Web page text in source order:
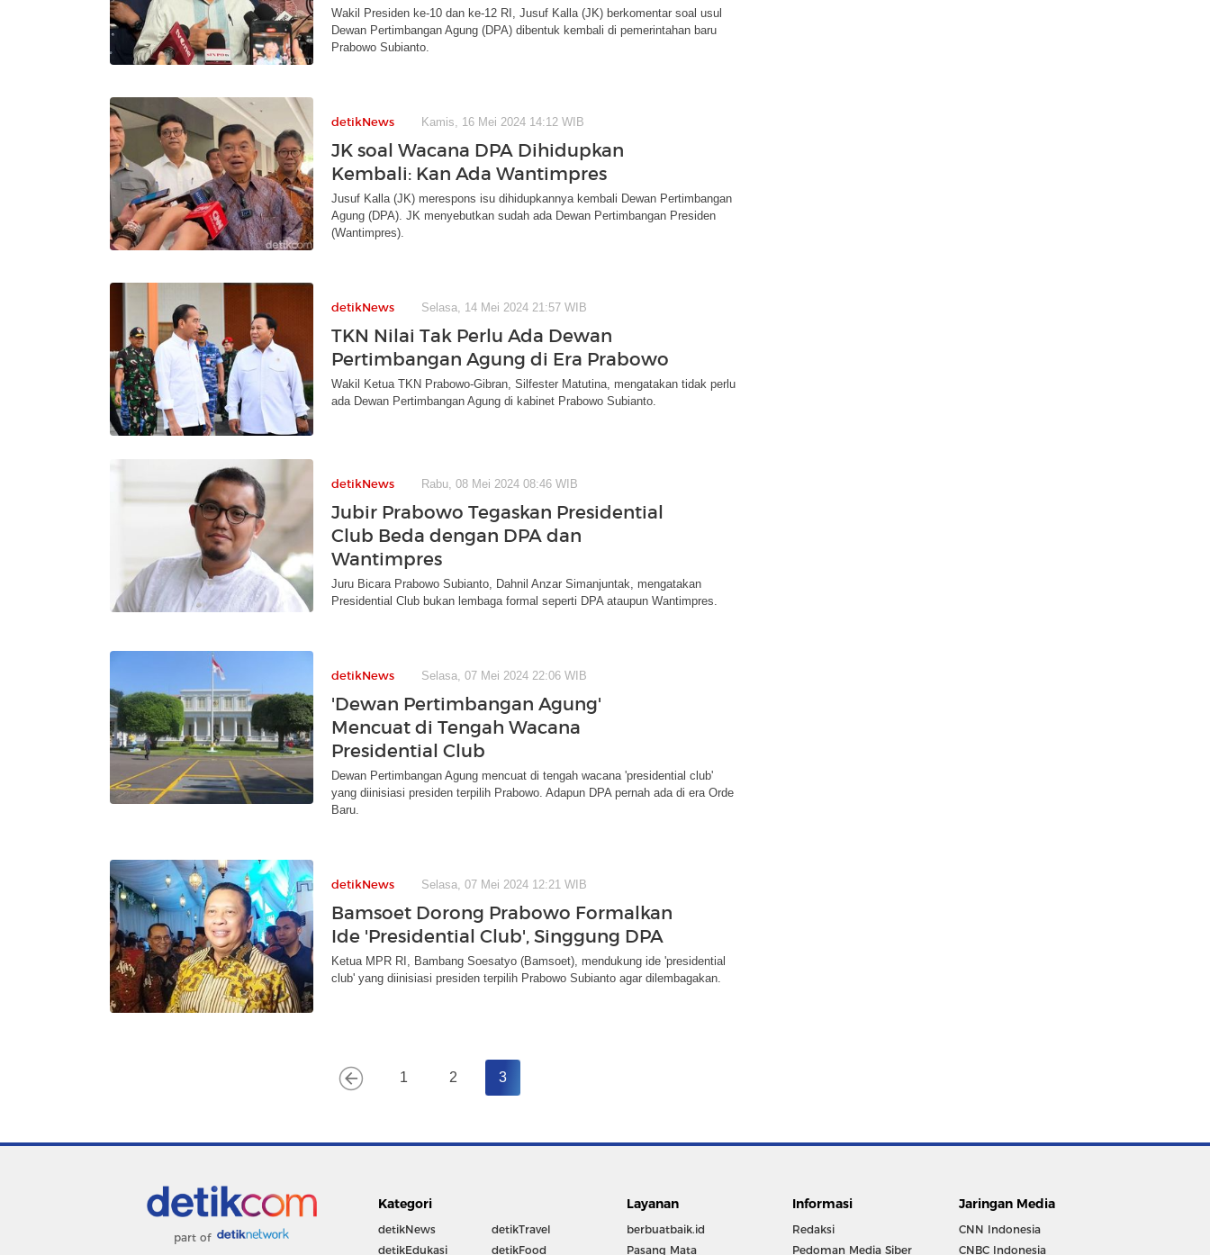
Wakil Presiden ke-10 dan ke-12 RI, Jusuf Kalla (JK) berkomentar soal usul
Dewan Pertimbangan Agung (DPA) dibentuk kembali di pemerintahan baru
Prabowo Subianto.
detikNews Kamis, 16 Mei 2024 14:12 WIB
JK soal Wacana DPA Dihidupkan
Kembali: Kan Ada Wantimpres
Jusuf Kalla (JK) merespons isu dihidupkannya kembali Dewan Pertimbangan
Agung (DPA). JK menyebutkan sudah ada Dewan Pertimbangan Presiden
(Wantimpres).
detikNews Selasa, 14 Mei 2024 21:57 WIB
TKN Nilai Tak Perlu Ada Dewan
Pertimbangan Agung di Era Prabowo
Wakil Ketua TKN Prabowo-Gibran, Silfester Matutina, mengatakan tidak perlu
ada Dewan Pertimbangan Agung di kabinet Prabowo Subianto.
detikNews Rabu, 08 Mei 2024 08:46 WIB
Jubir Prabowo Tegaskan Presidential
Club Beda dengan DPA dan
Wantimpres
Juru Bicara Prabowo Subianto, Dahnil Anzar Simanjuntak, mengatakan
Presidential Club bukan lembaga formal seperti DPA ataupun Wantimpres.
detikNews Selasa, 07 Mei 2024 22:06 WIB
'Dewan Pertimbangan Agung'
Mencuat di Tengah Wacana
Presidential Club
Dewan Pertimbangan Agung mencuat di tengah wacana 'presidential club'
yang diinisiasi presiden terpilih Prabowo. Adapun DPA pernah ada di era Orde
Baru.
detikNews Selasa, 07 Mei 2024 12:21 WIB
Bamsoet Dorong Prabowo Formalkan
Ide 'Presidential Club', Singgung DPA
Ketua MPR RI, Bambang Soesatyo (Bamsoet), mendukung ide 'presidential
club' yang diinisiasi presiden terpilih Prabowo Subianto agar dilembagakan.
1 2 3
part of
Kategori
detikNews
detikEdukasi
detikTravel
detikFood
Layanan
berbuatbaik.id
Pasang Mata
Informasi
Redaksi
Pedoman Media Siber
Jaringan Media
CNN Indonesia
CNBC Indonesia